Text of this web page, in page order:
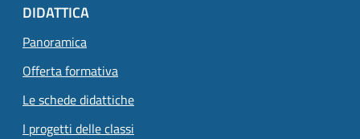
DIDATTICA
Panoramica
Offerta formativa
Le schede didattiche
I progetti delle classi